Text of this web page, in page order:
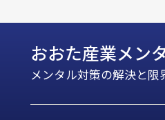
ョ
ン
おおた産業メン
メンタル対策の解決と限